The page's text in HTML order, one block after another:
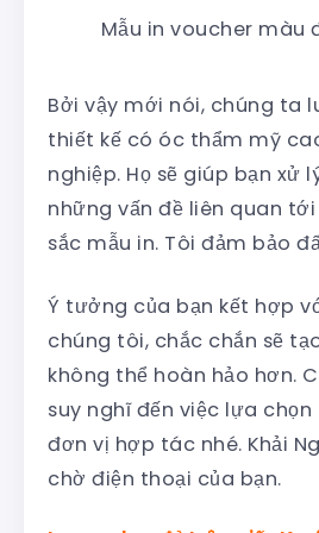
Mẫu in voucher màu
Bởi vậy mới nói, chúng ta
thiết kế có óc thẩm mỹ
nghiệp. Họ sẽ giúp bạn xử
những vấn đề liên quan
sắc mẫu in. Tôi đảm bảo
Ý tưởng của bạn kết hợp
chúng tôi, chắc chắn sẽ
không thể hoàn hảo hơn.
suy nghĩ đến việc lựa
đơn vị hợp tác nhé. Khải
chờ điện thoại của bạn.